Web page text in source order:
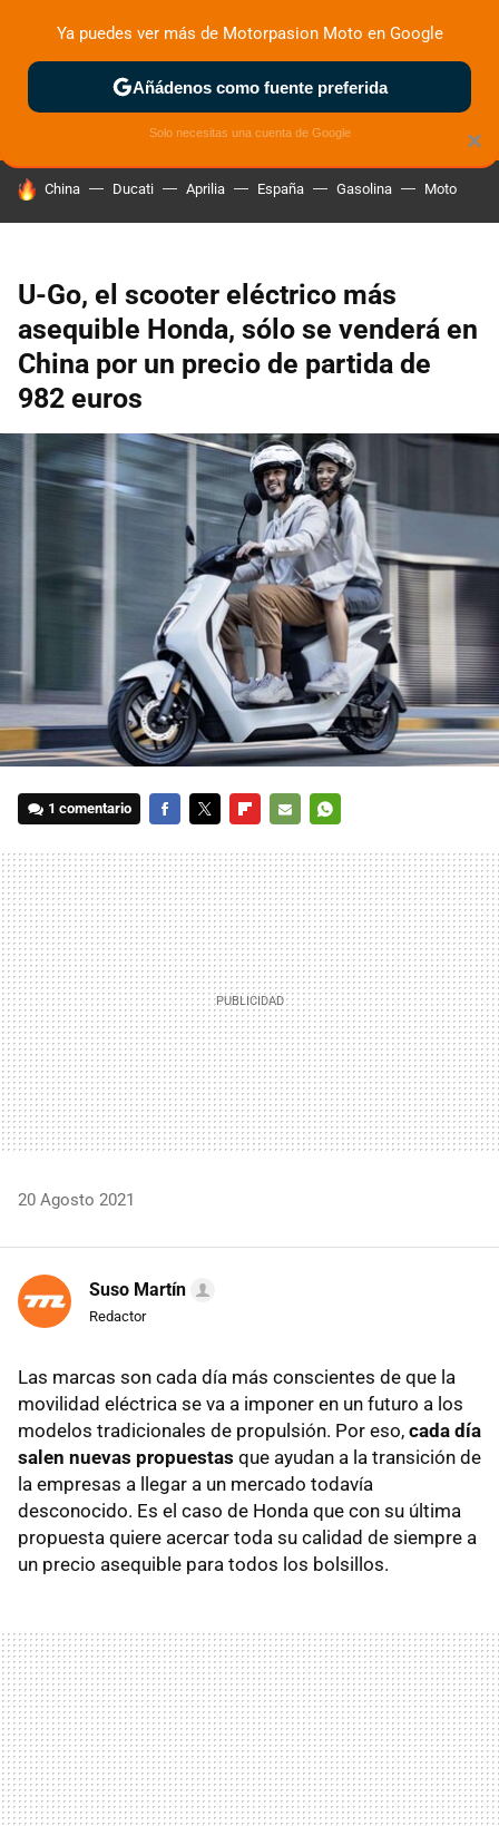
ZONA DE PRUEBAS DEPORTIVAS MOTOS ELÉCTRICAS
HOY SE HABLA DE
China Ducati Aprilia España Gasolina Moto
U-Go, el scooter eléctrico más
asequible Honda, sólo se venderá en
China por un precio de partida de
982 euros
1 comentario
MAIL
20 Agosto 2021
Suso Martín
Redactor
Las marcas son cada día más conscientes de que la
movilidad eléctrica se va a imponer en un futuro a los
modelos tradicionales de propulsión. Por eso, cada día
salen nuevas propuestas que ayudan a la transición de
la empresas a llegar a un mercado todavía
desconocido. Es el caso de Honda que con su última
propuesta quiere acercar toda su calidad de siempre a
un precio asequible para todos los bolsillos.
×
Ya puedes ver más de Motorpasion Moto en Google
Añádenos como fuente preferida
Solo necesitas una cuenta de Google